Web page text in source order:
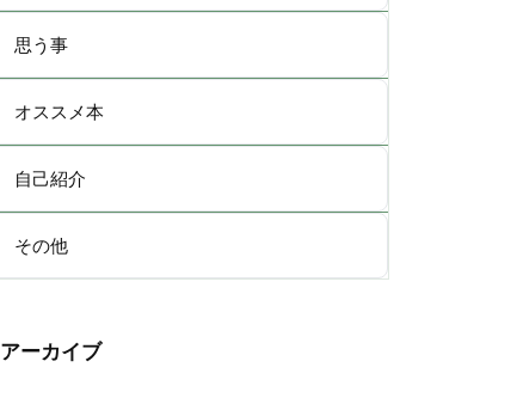
思う事
オススメ本
自己紹介
その他
アーカイブ